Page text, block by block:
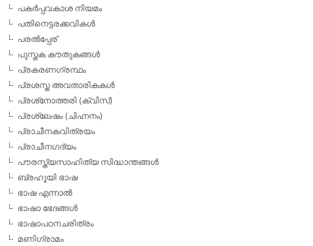
പകര്‍പ്പവകാശ നിയമം
പതിനെട്ടരക്കവികള്‍
പരല്‍പ്പേര്
പുസ്തക കൗതുകങ്ങള്‍
പ്രകരണഗ്രന്ഥം
പ്രശസ്ത അവതാരികകള്‍
പ്രശ്‌നോത്തരി (ക്വിസ്)
പ്രശ്ലേഷം (ചിഹ്നനം)
പ്രാചീനകവിത്രയം
പ്രാചീനഗദ്യം
പൗരസ്ത്യസാഹിത്യ സിദ്ധാന്തങ്ങള്‍
ബ്രഹൂയി ഭാഷ
ഭാഷ എന്നാല്‍
ഭാഷാ ഭേദങ്ങള്‍
ഭാഷാപഠനചരിത്രം
മണിഗ്രാമം